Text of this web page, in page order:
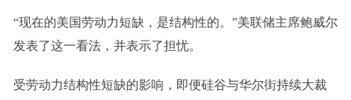
“现在的美国劳动力短缺，是结构性的。”美联储主席鲍威尔
发表了这一看法，并表示了担忧。
受劳动力结构性短缺的影响，即便硅谷与华尔街持续大裁